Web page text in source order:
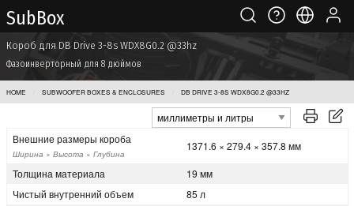
Sub Box
Короб для DB Drive 3-8s WDX8G0.2 @33hz
Фазоинверторный для 8 дюймов
HOME SUBWOOFER BOXES & ENCLOSURES DB DRIVE 3-8S WDX8G0.2 @33HZ
Внешние размеры короба
Ширина × Высота × Глубина
1371.6 × 279.4 × 357.8 мм
Толщина материала
19 мм
Чистый внутренний объем
85 л